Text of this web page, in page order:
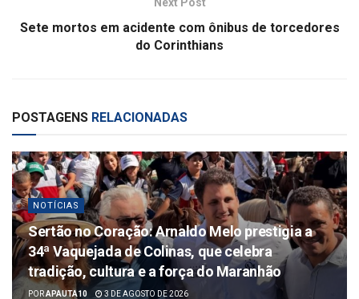
Sete mortos em acidente com ônibus de torcedores
do Corinthians
POSTAGENS RELACIONADAS
NOTÍCIAS
Sertão no Coração: Arnaldo Melo prestigia a
34ª Vaquejada de Colinas, que celebra
tradição, cultura e a força do Maranhão
PORAPAUTA10 3 DE AGOSTO DE 2026